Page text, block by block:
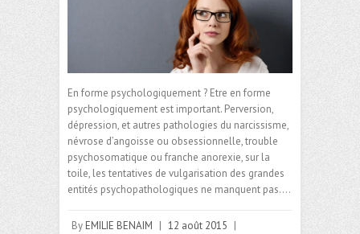
En forme psychologiquement ? Etre en forme
psychologiquement est important. Perversion,
dépression, et autres pathologies du narcissisme,
névrose d’angoisse ou obsessionnelle, trouble
psychosomatique ou franche anorexie, sur la
toile, les tentatives de vulgarisation des grandes
entités psychopathologiques ne manquent pas.…
By EMILIE BENAIM | 12 août 2015 |